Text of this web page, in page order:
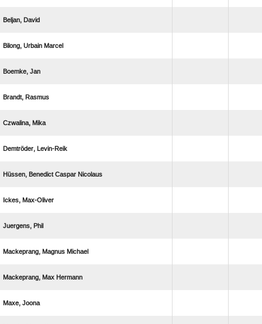
 
  
 
 
 
 
   
 
 
  
  
 